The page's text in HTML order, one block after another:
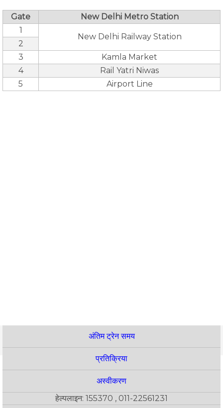
Gate
New Delhi Metro Station
1
New Delhi Railway Station
2
3
Kamla Market
4
Rail Yatri Niwas
5
Airport Line
अंतिम ट्रेन समय
प्रतिक्रिया
अस्वीकरण
हेल्पलाइन: 155370 , 011-22561231